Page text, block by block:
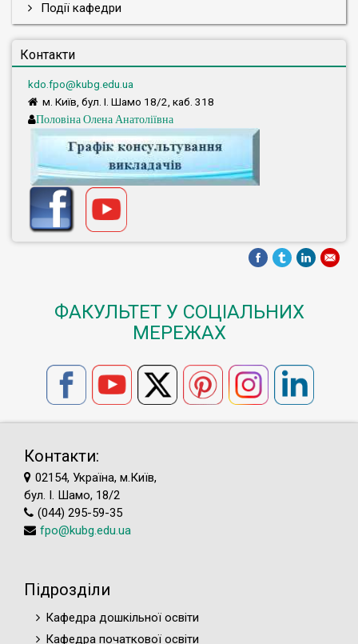
Події кафедри
Контакти
kdo.fpo@kubg.edu.ua
м. Київ, бул. І. Шамо 18/2, каб. 318
Половіна Олена Анатоліївна
ФАКУЛЬТЕТ У СОЦІАЛЬНИХ
МЕРЕЖАХ
Контакти:
02154, Україна, м.Київ,
бул. І. Шамо, 18/2
(044) 295-59-35
fpo@kubg.edu.ua
Підрозділи
Кафедра дошкільної освіти
Кафедра початкової освіти